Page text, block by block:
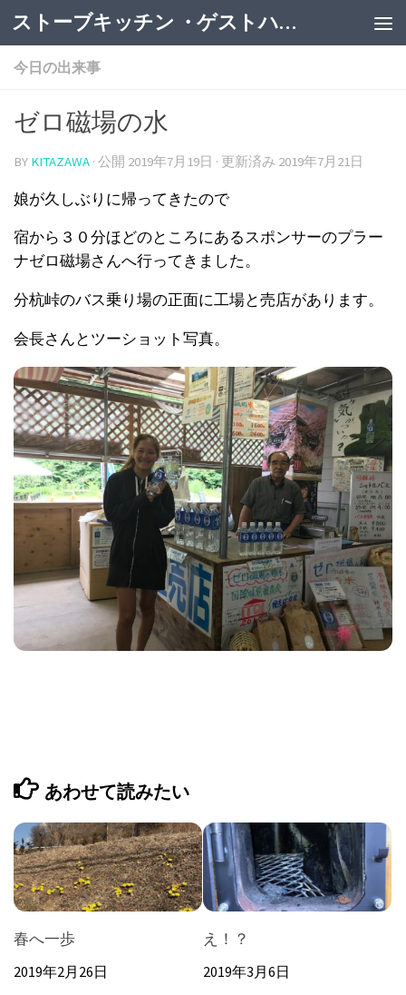
ストーブキッチン ・ゲストハウス
今日の出来事
ゼロ磁場の水
BY KITAZAWA · 公開 2019年7月19日 · 更新済み 2019年7月21日
娘が久しぶりに帰ってきたので
宿から３０分ほどのところにあるスポンサーのプラー
ナゼロ磁場さんへ行ってきました。
分杭峠のバス乗り場の正面に工場と売店があります。
会長さんとツーショット写真。
あわせて読みたい
春へ一歩
2019年2月26日
え！？
2019年3月6日